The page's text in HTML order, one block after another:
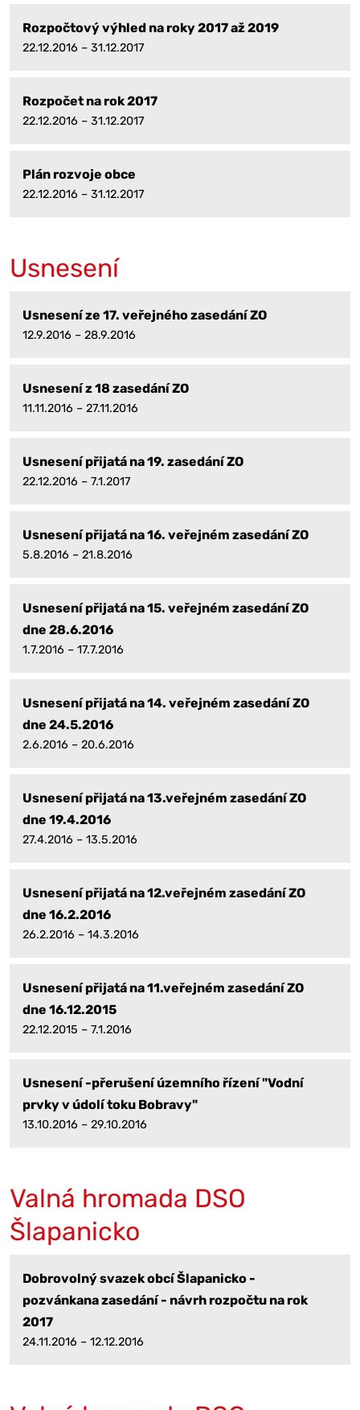
Rozpočtový výhled na roky 2017 až 2019
22.12.2016 – 31.12.2017
Rozpočet na rok 2017
22.12.2016 – 31.12.2017
Plán rozvoje obce
22.12.2016 – 31.12.2017
Usnesení
Usnesení ze 17. veřejného zasedání ZO
12.9.2016 – 28.9.2016
Usnesení z 18 zasedání ZO
11.11.2016 – 27.11.2016
Usnesení přijatá na 19. zasedání ZO
22.12.2016 – 7.1.2017
Usnesení přijatá na 16. veřejném zasedání ZO
5.8.2016 – 21.8.2016
Usnesení přijatá na 15. veřejném zasedání ZO
dne 28.6.2016
1.7.2016 – 17.7.2016
Usnesení přijatá na 14. veřejném zasedání ZO
dne 24.5.2016
2.6.2016 – 20.6.2016
Usnesení přijatá na 13.veřejném zasedání ZO
dne 19.4.2016
27.4.2016 – 13.5.2016
Usnesení přijatá na 12.veřejném zasedání ZO
dne 16.2.2016
26.2.2016 – 14.3.2016
Usnesení přijatá na 11.veřejném zasedání ZO
dne 16.12.2015
22.12.2015 – 7.1.2016
Usnesení -přerušení územního řízení "Vodní
prvky v údolí toku Bobravy"
13.10.2016 – 29.10.2016
Valná hromada DSO
Šlapanicko
Dobrovolný svazek obcí Šlapanicko -
pozvánkana zasedání - návrh rozpočtu na rok
2017
24.11.2016 – 12.12.2016